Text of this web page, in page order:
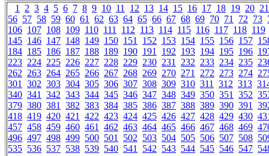
1 2 3 4 5 6 7 8 9 10 11 12 13 14 15 16 17 18 19 20 21
56 57 58 59 60 61 62 63 64 65 66 67 68 69 70 71 72 73
106 107 108 109 110 111 112 113 114 115 116 117 118 119
145 146 147 148 149 150 151 152 153 154 155 156 157
184 185 186 187 188 189 190 191 192 193 194 195 196
223 224 225 226 227 228 229 230 231 232 233 234 235
262 263 264 265 266 267 268 269 270 271 272 273 274
301 302 303 304 305 306 307 308 309 310 311 312 313
340 341 342 343 344 345 346 347 348 349 350 351 352
379 380 381 382 383 384 385 386 387 388 389 390 391
418 419 420 421 422 423 424 425 426 427 428 429 430
457 458 459 460 461 462 463 464 465 466 467 468 469
496 497 498 499 500 501 502 503 504 505 506 507 508
535 536 537 538 539 540 541 542 543 544 545 546 547